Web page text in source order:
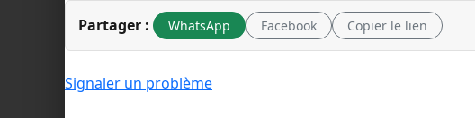
Partager : WhatsApp Facebook Copier le lien
Signaler un problème